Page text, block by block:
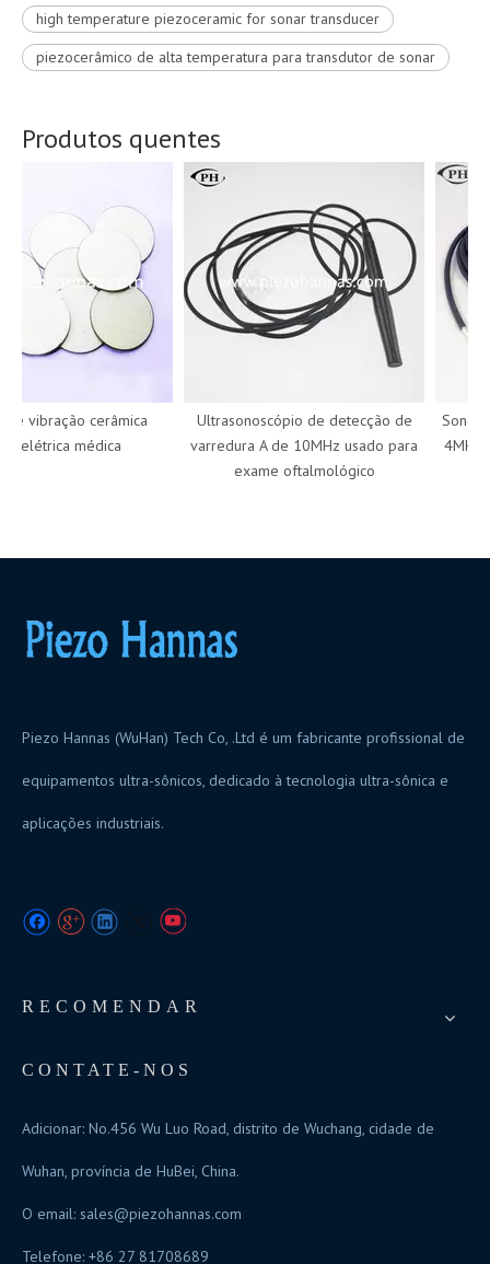
high temperature piezoceramic for sonar transducer
piezocerâmico de alta temperatura para transdutor de sonar
Produtos quentes
vibração cerâmica
médica
Ultrasonoscópio de detecção de
varredura A de 10MHz usado para
exame oftalmológico
Sonda
4MHz
Piezo Hannas (WuHan) Tech Co, .Ltd é um fabricante profissional de
equipamentos ultra-sônicos, dedicado à tecnologia ultra-sônica e
aplicações industriais.
RECOMENDAR
CONTATE-NOS
Adicionar: No.456 Wu Luo Road, distrito de Wuchang, cidade de
Wuhan, província de HuBei, China.
O email: sales@piezohannas.com
Telefone: +86 27 81708689